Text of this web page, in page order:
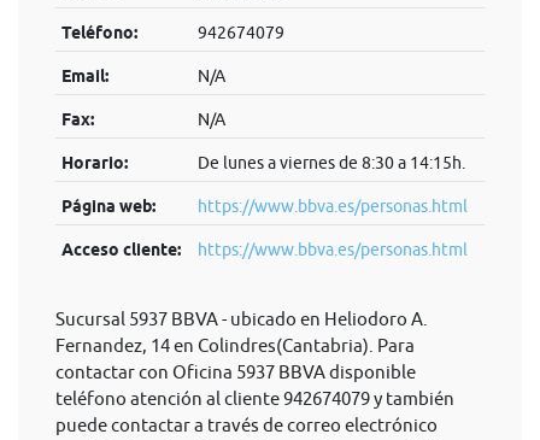
Teléfono: 942674079
Email: N/A
Fax: N/A
Horario: De lunes a viernes de 8:30 a 14:15h.
Página web: https://www.bbva.es/personas.html
Acceso cliente: https://www.bbva.es/personas.html
Sucursal 5937 BBVA - ubicado en Heliodoro A.
Fernandez, 14 en Colindres(Cantabria). Para
contactar con Oficina 5937 BBVA disponible
teléfono atención al cliente 942674079 y también
puede contactar a través de correo electrónico